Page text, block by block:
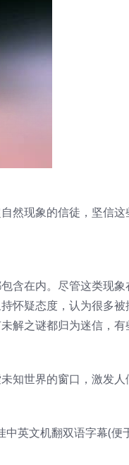
然现象的信徒，坚信这
含在内。尽管这类现象
怀疑态度，认为很多被
解之谜都归为迷信，
知世界的窗口，激发人
英文机翻双语字幕(便